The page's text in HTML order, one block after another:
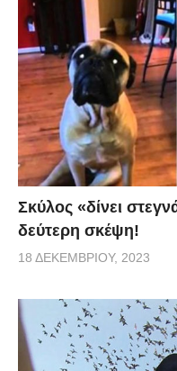
Σκύλος «δίνει
δεύτερη σκέψη!
18 ΔΕΚΕΜΒΡΊΟΥ, 2023